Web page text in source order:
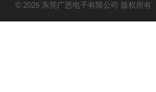
© 2026 东莞广恩电子有限公司 版权所有